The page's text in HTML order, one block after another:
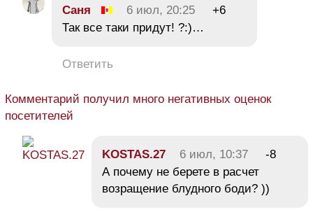
Саня 6 июл, 20:25
+6
Так все таки придут! ?:)…
Ответить
Комментарий получил много негативных оценок
посетителей
KOSTAS.27 6 июл, 10:37
-8
А почему не берете в расчет
возращение блудного боди? ))